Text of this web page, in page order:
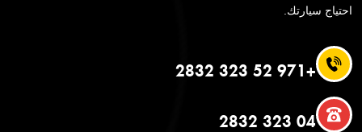
احتياج سيارتك.
+971 52 323 2832
04 323 2832